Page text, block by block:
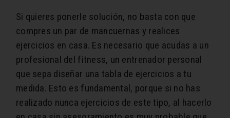
Si quieres ponerle solución, no basta con que
compres un par de mancuernas y realices
ejercicios en casa. Es necesario que acudas a un
profesional del fitness, un entrenador personal
que sepa diseñar una tabla de ejercicios a tu
medida. Esto es fundamental, porque si no has
realizado nunca ejercicios de este tipo, al hacerlo